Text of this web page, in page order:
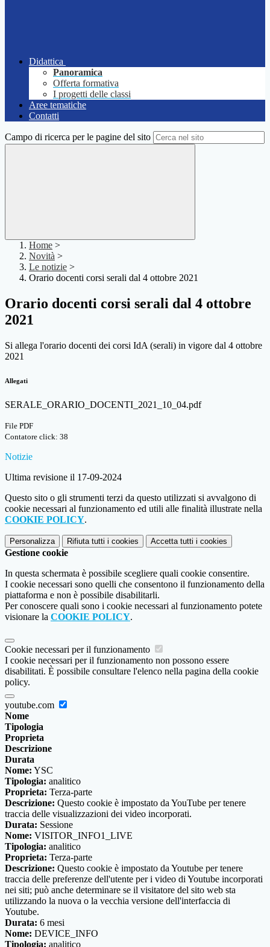
Didattica
Panoramica
Offerta formativa
I progetti delle classi
Aree tematiche
Contatti
Campo di ricerca per le pagine del sito
Home >
Novità >
Le notizie >
Orario docenti corsi serali dal 4 ottobre 2021
Orario docenti corsi serali dal 4 ottobre
2021
Si allega l'orario docenti dei corsi IdA (serali) in vigore dal 4 ottobre
2021
Allegati
SERALE_ORARIO_DOCENTI_2021_10_04.pdf
File PDF
Contatore click: 38
Notizie
Ultima revisione il 17-09-2024
Questo sito o gli strumenti terzi da questo utilizzati si avvalgono di
cookie necessari al funzionamento ed utili alle finalità illustrate nella
COOKIE POLICY.
Personalizza Rifiuta tutti i cookies Accetta tutti i cookies
Gestione cookie
In questa schermata è possibile scegliere quali cookie consentire.
I cookie necessari sono quelli che consentono il funzionamento della
piattaforma e non è possibile disabilitarli.
Per conoscere quali sono i cookie necessari al funzionamento potete
visionare la COOKIE POLICY.
Cookie necessari per il funzionamento
I cookie necessari per il funzionamento non possono essere
disabilitati. È possibile consultare l'elenco nella pagina della cookie
policy.
youtube.com
Nome
Tipologia
Proprieta
Descrizione
Durata
Nome: YSC
Tipologia: analitico
Proprieta: Terza-parte
Descrizione: Questo cookie è impostato da YouTube per tenere
traccia delle visualizzazioni dei video incorporati.
Durata: Sessione
Nome: VISITOR_INFO1_LIVE
Tipologia: analitico
Proprieta: Terza-parte
Descrizione: Questo cookie è impostato da Youtube per tenere
traccia delle preferenze dell'utente per i video di Youtube incorporati
nei siti; può anche determinare se il visitatore del sito web sta
utilizzando la nuova o la vecchia versione dell'interfaccia di
Youtube.
Durata: 6 mesi
Nome: DEVICE_INFO
Tipologia: analitico